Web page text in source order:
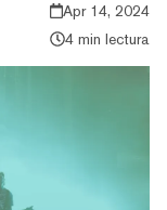
Apr 14, 2024
4 min lectura